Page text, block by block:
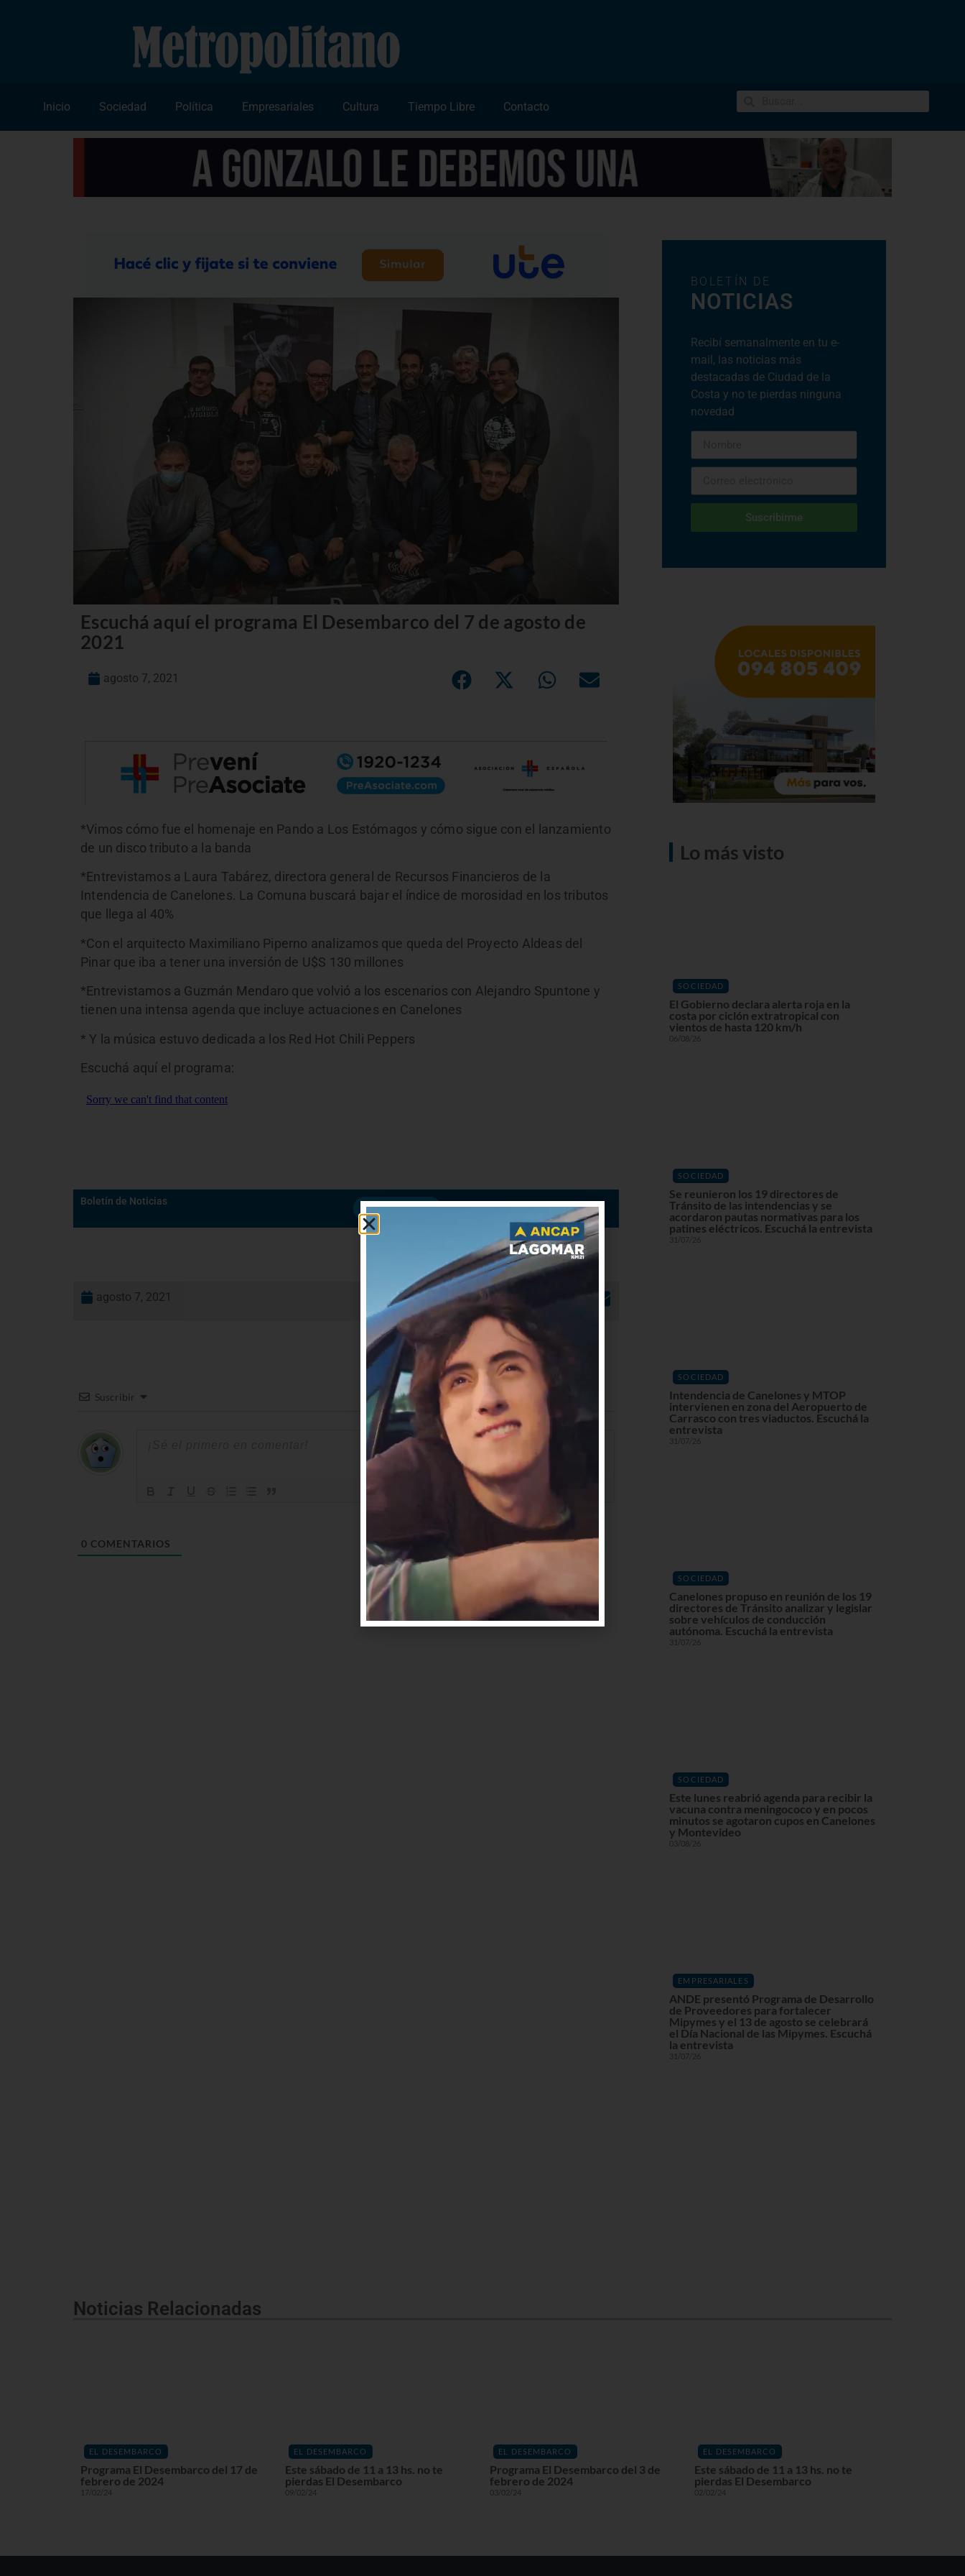
Inicio Sociedad Política Empresariales Cultura Tiempo Libre Contacto
Escuchá aquí el programa El Desembarco del 7 de agosto de
2021
agosto 7, 2021
*Vimos cómo fue el homenaje en Pando a Los Estómagos y cómo sigue con el lanzamiento
de un disco tributo a la banda
*Entrevistamos a Laura Tabárez, directora general de Recursos Financieros de la
Intendencia de Canelones. La Comuna buscará bajar el índice de morosidad en los tributos
que llega al 40%
*Con el arquitecto Maximiliano Piperno analizamos que queda del Proyecto Aldeas del
Pinar que iba a tener una inversión de U$S 130 millones
*Entrevistamos a Guzmán Mendaro que volvió a los escenarios con Alejandro Spuntone y
tienen una intensa agenda que incluye actuaciones en Canelones
* Y la música estuvo dedicada a los Red Hot Chili Peppers
Escuchá aquí el programa:
Boletín de Noticias
Suscribirme
agosto 7, 2021
Suscribir
0 COMENTARIOS
BOLETÍN DE
NOTICIAS
Recibí semanalmente en tu e-
mail, las noticias más
destacadas de Ciudad de la
Costa y no te pierdas ninguna
novedad
Suscribirme
Lo más visto
SOCIEDAD
El Gobierno declara alerta roja en la
costa por ciclón extratropical con
vientos de hasta 120 km/h
06/08/26
SOCIEDAD
Se reunieron los 19 directores de
Tránsito de las intendencias y se
acordaron pautas normativas para los
patines eléctricos. Escuchá la entrevista
31/07/26
SOCIEDAD
Intendencia de Canelones y MTOP
intervienen en zona del Aeropuerto de
Carrasco con tres viaductos. Escuchá la
entrevista
31/07/26
SOCIEDAD
Canelones propuso en reunión de los 19
directores de Tránsito analizar y legislar
sobre vehículos de conducción
autónoma. Escuchá la entrevista
31/07/26
SOCIEDAD
Este lunes reabrió agenda para recibir la
vacuna contra meningococo y en pocos
minutos se agotaron cupos en Canelones
y Montevideo
03/08/26
EMPRESARIALES
ANDE presentó Programa de Desarrollo
de Proveedores para fortalecer
Mipymes y el 13 de agosto se celebrará
el Día Nacional de las Mipymes. Escuchá
la entrevista
31/07/26
Noticias Relacionadas
EL DESEMBARCO
Programa El Desembarco del 17 de
febrero de 2024
17/02/24
EL DESEMBARCO
Este sábado de 11 a 13 hs. no te
pierdas El Desembarco
09/02/24
EL DESEMBARCO
Programa El Desembarco del 3 de
febrero de 2024
03/02/24
EL DESEMBARCO
Este sábado de 11 a 13 hs. no te
pierdas El Desembarco
02/02/24